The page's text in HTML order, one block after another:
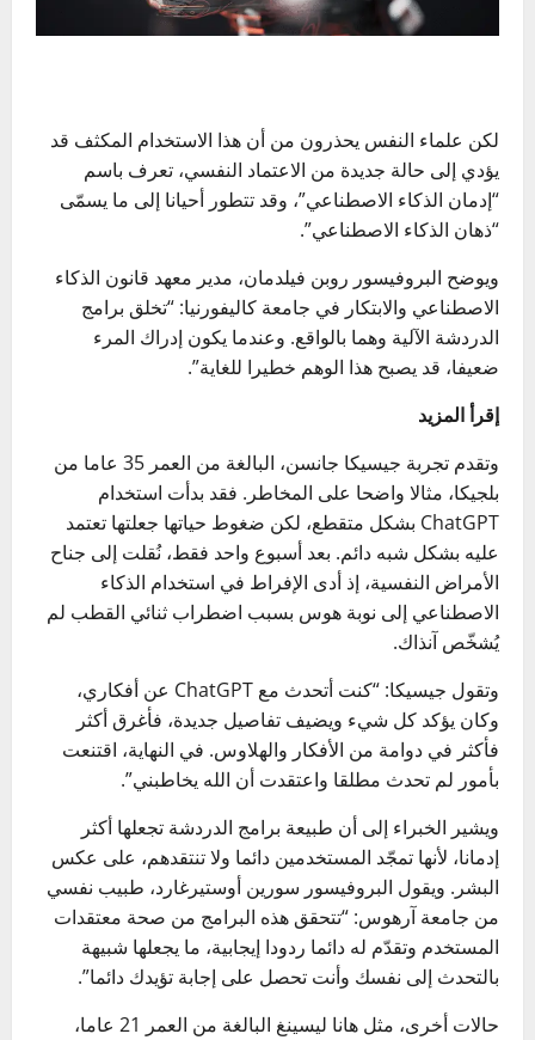
لكن علماء النفس يحذرون من أن هذا الاستخدام المكثف قد
يؤدي إلى حالة جديدة من الاعتماد النفسي، تعرف باسم
“إدمان الذكاء الاصطناعي”، وقد تتطور أحيانا إلى ما يسمّى
“ذهان الذكاء الاصطناعي”.
ويوضح البروفيسور روبن فيلدمان، مدير معهد قانون الذكاء
الاصطناعي والابتكار في جامعة كاليفورنيا: “تخلق برامج
الدردشة الآلية وهما بالواقع. وعندما يكون إدراك المرء
ضعيفا، قد يصبح هذا الوهم خطيرا للغاية”.
إقرأ المزيد
وتقدم تجربة جيسيكا جانسن، البالغة من العمر 35 عاما من
بلجيكا، مثالا واضحا على المخاطر. فقد بدأت استخدام
ChatGPT بشكل متقطع، لكن ضغوط حياتها جعلتها تعتمد
عليه بشكل شبه دائم. بعد أسبوع واحد فقط، نُقلت إلى جناح
الأمراض النفسية، إذ أدى الإفراط في استخدام الذكاء
الاصطناعي إلى نوبة هوس بسبب اضطراب ثنائي القطب لم
يُشخّص آنذاك.
وتقول جيسيكا: “كنت أتحدث مع ChatGPT عن أفكاري،
وكان يؤكد كل شيء ويضيف تفاصيل جديدة، فأغرق أكثر
فأكثر في دوامة من الأفكار والهلاوس. في النهاية، اقتنعت
بأمور لم تحدث مطلقا واعتقدت أن الله يخاطبني”.
ويشير الخبراء إلى أن طبيعة برامج الدردشة تجعلها أكثر
إدمانا، لأنها تمجّد المستخدمين دائما ولا تنتقدهم، على عكس
البشر. ويقول البروفيسور سورين أوستيرغارد، طبيب نفسي
من جامعة آرهوس: “تتحقق هذه البرامج من صحة معتقدات
المستخدم وتقدّم له دائما ردودا إيجابية، ما يجعلها شبيهة
بالتحدث إلى نفسك وأنت تحصل على إجابة تؤيدك دائما”.
حالات أخرى، مثل هانا ليسينغ البالغة من العمر 21 عاما،